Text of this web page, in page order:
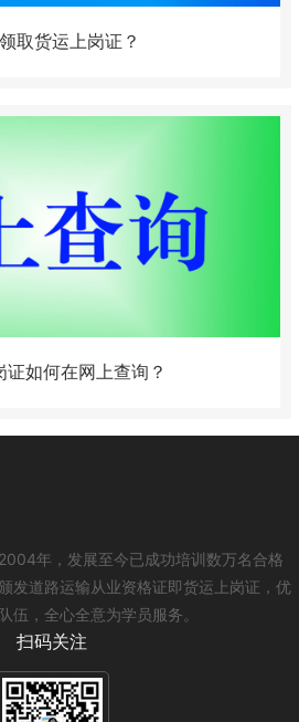
取货运上岗证？
证如何在网上查询？
年，发展至今已成功培训数万名合格
发道路运输从业资格证即货运上岗证，优
伍，全心全意为学员服务。
扫码关注